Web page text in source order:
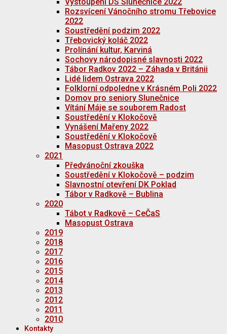
Rozsvícení Vánočního stromu Třebovice
2022
Soustředění podzim 2022
Třebovický koláč 2022
Prolínání kultur, Karviná
Sochovy národopisné slavnosti 2022
Tábor Radkov 2022 – Záhada v Británii
Lidé lidem Ostrava 2022
Folklorní odpoledne v Krásném Poli 2022
Domov pro seniory Slunečnice
Vítání Máje se souborem Radost
Soustředění v Klokočově
Vynášení Mařeny 2022
Soustředění v Klokočově
Masopust Ostrava 2022
2021
Předvánoční zkouška
Soustředění v Klokočově – podzim
Slavnostní otevření DK Poklad
Tábor v Radkově – Bublina
2020
Tábot v Radkově – CeČaS
Masopust Ostrava
2019
2018
2017
2016
2015
2014
2013
2012
2011
2010
Kontakty